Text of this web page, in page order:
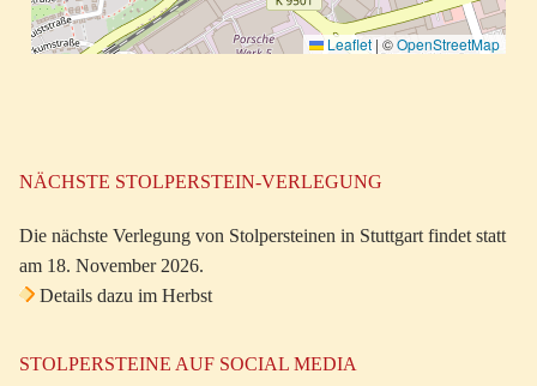
Leaflet | ©OpenStreetMap
NÄCHSTE STOLPERSTEIN-VERLEGUNG
Die nächste Verlegung von Stolpersteinen in Stuttgart findet statt
am 18. November 2026.
Details dazu im Herbst
STOLPERSTEINE AUF SOCIAL MEDIA